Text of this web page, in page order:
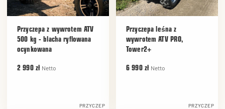
Przyczepa z wywrotem ATV
500 kg - blacha ryflowana
ocynkowana
2 990 zł Netto
PRZYCZEP
Przyczepa leśna z
wywrotem ATV PRO,
Tower2+
6 990 zł Netto
PRZYCZEP